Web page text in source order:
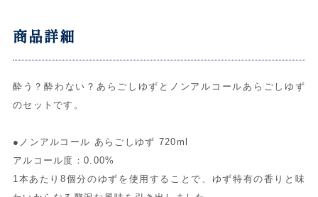
商品詳細
酔う？酔わない？あらごしゆずとノンアルコールあらごしゆず
のセットです。
●ノンアルコール あらごしゆず 720ml
アルコール度：0.00%
1本あたり8個分のゆずを使用することで、ゆず特有の香りと味